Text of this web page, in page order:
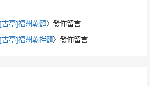
亭]福州乾麵〉發佈留言
亭]福州乾拌麵〉發佈留言